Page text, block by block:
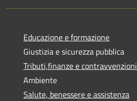
Educazione e formazione
Giustizia e sicurezza pubblica
Tributi,finanze e contravvenzioni
Ambiente
Salute, benessere e assistenza